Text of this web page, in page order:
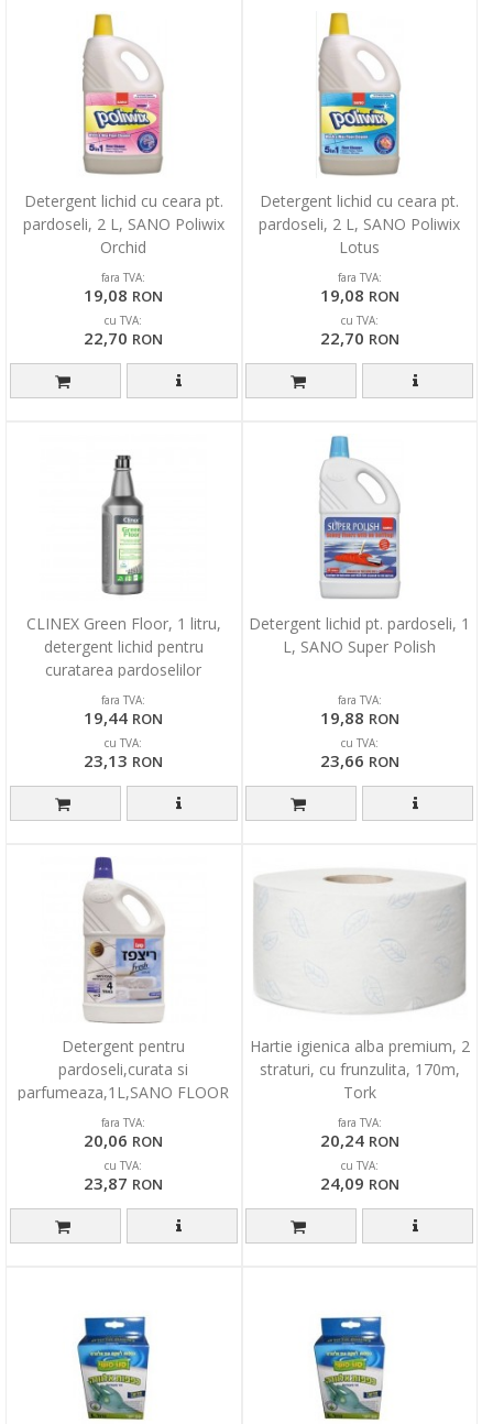
Detergent lichid cu ceara pt.
pardoseli, 2 L, SANO Poliwix
Orchid
fara TVA:
19,08 RON
cu TVA:
22,70 RON
Detergent lichid cu ceara pt.
pardoseli, 2 L, SANO Poliwix
Lotus
fara TVA:
19,08 RON
cu TVA:
22,70 RON
CLINEX Green Floor, 1 litru,
detergent lichid pentru
curatarea pardoselilor
fara TVA:
19,44 RON
cu TVA:
23,13 RON
Detergent lichid pt. pardoseli, 1
L, SANO Super Polish
fara TVA:
19,88 RON
cu TVA:
23,66 RON
Detergent pentru
pardoseli,curata si
parfumeaza,1L,SANO FLOOR
FRESH SOAP
fara TVA:
20,06 RON
cu TVA:
23,87 RON
Hartie igienica alba premium, 2
straturi, cu frunzulita, 170m,
Tork
fara TVA:
20,24 RON
cu TVA:
24,09 RON